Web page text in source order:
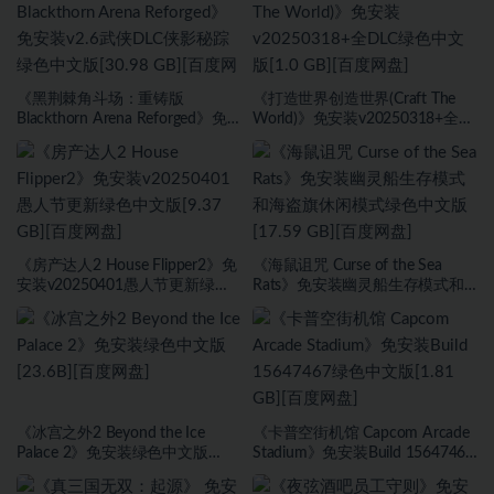
《黑荆棘角斗场：重铸版
Blackthorn Arena Reforged》免
文版[30.98 GB][百度网盘]
《打造世界创造世界(Craft The
World)》免安装v20250318+全
盘]
《房产达人2 House Flipper2》免
安装v20250401愚人节更新绿色
《海鼠诅咒 Curse of the Sea
Rats》免安装幽灵船生存模式和
GB][百度网盘]
《冰宫之外2 Beyond the Ice
Palace 2》免安装绿色中文版
《卡普空街机馆 Capcom Arcade
Stadium》免安装Build 15647467